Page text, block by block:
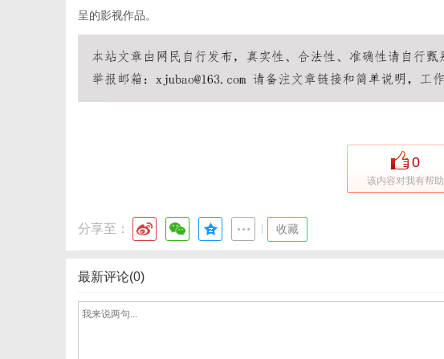
呈的影视作品。
0
该内容对我有帮助
分享至： 收藏
最新评论(0)